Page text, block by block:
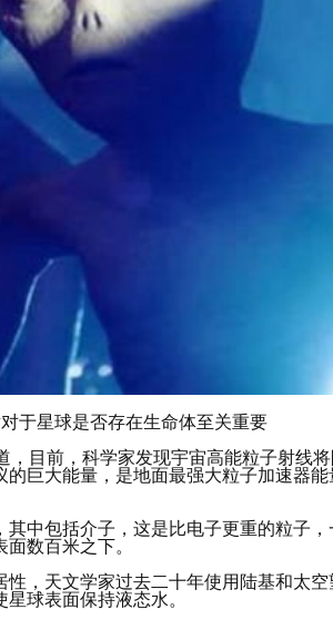
于星球是否存在生命体至关重要
，目前，科学家发现宇宙高能粒子射线
巨大能量，是地面最强大粒子加速器
中包括介子，这是比电子更重的粒子
数百米之下。
，天文学家过去二十年使用陆基和太
球表面保持液态水。